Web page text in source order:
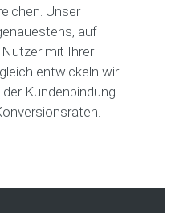
Unser
auf
mit Ihrer
entwickeln wir
Kundenbindung